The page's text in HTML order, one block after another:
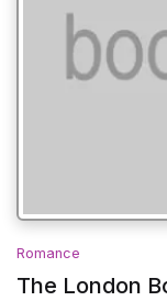
Romance
The London